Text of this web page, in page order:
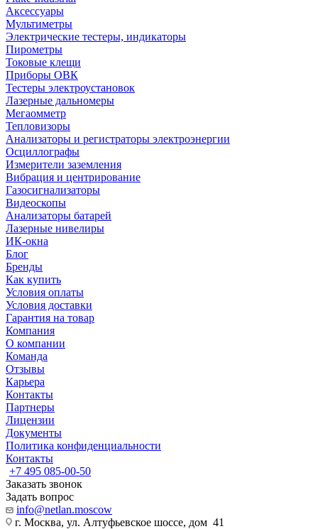
Аксессуары
Мультиметры
Электрические тестеры, индикаторы
Пирометры
Токовые клещи
Приборы ОВК
Тестеры электроустановок
Лазерные дальномеры
Мегаомметр
Тепловизоры
Анализаторы и регистраторы электроэнергии
Осциллографы
Измерители заземления
Вибрация и центрирование
Газосигнализаторы
Видеоскопы
Анализаторы батарей
Лазерные нивелиры
ИК-окна
Блог
Бренды
Как купить
Условия оплаты
Условия доставки
Гарантия на товар
Компания
О компании
Команда
Отзывы
Карьера
Контакты
Партнеры
Лицензии
Документы
Политика конфиденциальности
Контакты
+7 495 085-00-50
Заказать звонок
Задать вопрос
info@netlan.moscow
г. Москва, ул. Алтуфьевское шоссе, дом 41